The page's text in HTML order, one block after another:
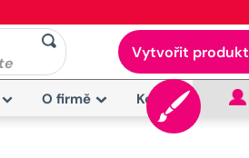
Vytvořit produkt
O firmě Kontakt